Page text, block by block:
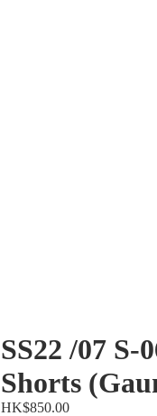
SS22 /07 S-
Shorts
HK$850.00